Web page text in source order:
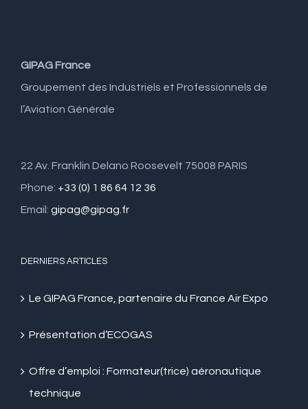
GIPAG France
Groupement des Industriels et Professionnels de
l’Aviation Générale
22 Av. Franklin Delano Roosevelt 75008 PARIS
Phone: +33 (0) 1 86 64 12 36
Email: gipag@gipag.fr
DERNIERS ARTICLES
Le GIPAG France, partenaire du France Air Expo
Présentation d’ECOGAS
Offre d’emploi : Formateur(trice) aéronautique
technique